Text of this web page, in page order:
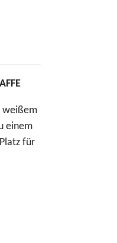
weißem
einem
für